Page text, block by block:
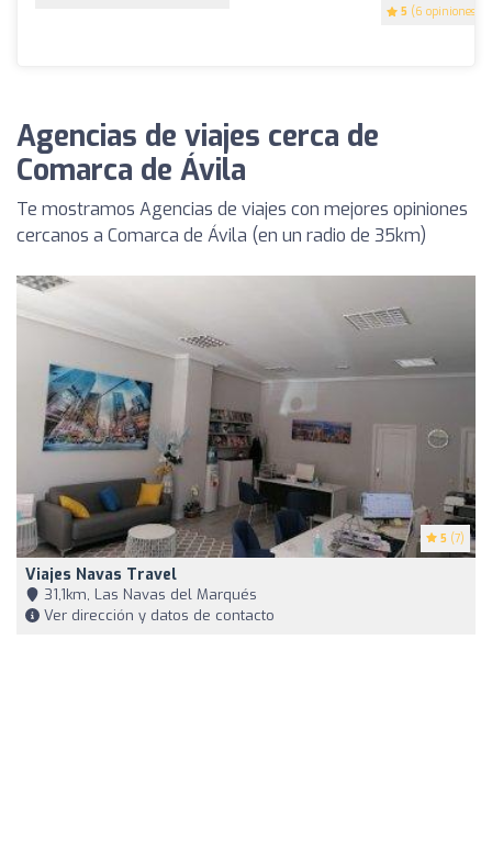
5 (6 opiniones)
Agencias de viajes cerca de
Comarca de Ávila
Te mostramos Agencias de viajes con mejores opiniones
cercanos a Comarca de Ávila (en un radio de 35km)
5 (7)
Viajes Navas Travel
31,1km, Las Navas del Marqués
Ver dirección y datos de contacto